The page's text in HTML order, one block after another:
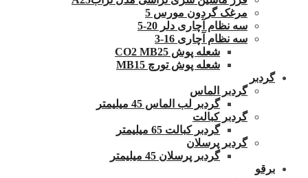
مرغک گردون مورس 5
سه نظام آچاری دلر 20-5
سه نظام آچاری 16-3
شعله پوش CO2 MB25
شعله پوش تورچ MB15
گردبر
گردبر الماس
گردبر لب الماس 45 میلیمتر
گردبر کبالت
گردبر کبالت 65 میلیمتر
گردبر پرسلان
گردبر پرسلان 45 میلیمتر
برقو